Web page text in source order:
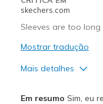
skechers.com
Sleeves are too long
Mostrar tradução
Mais detalhes
Em resumo Sim, eu